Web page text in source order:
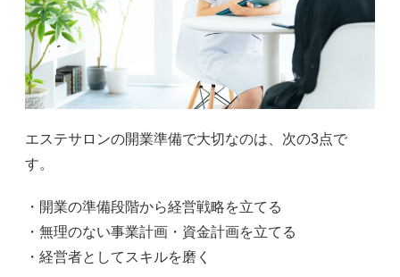
エステサロンの開業準備で大切なのは、次の3点で
す。
・開業の準備段階から経営戦略を立てる
・無理のない事業計画・資金計画を立てる
・経営者としてスキルを磨く